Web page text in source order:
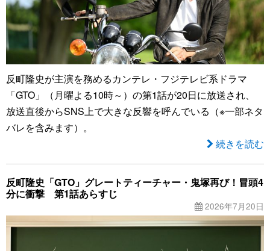
反町隆史が主演を務めるカンテレ・フジテレビ系ドラマ
「GTO」（月曜よる10時～）の第1話が20日に放送され、
放送直後からSNS上で大きな反響を呼んでいる（※一部ネタ
バレを含みます）。
続きを読む
反町隆史「GTO」グレートティーチャー・鬼塚再び！冒頭4
分に衝撃 第1話あらすじ
2026年7月20日